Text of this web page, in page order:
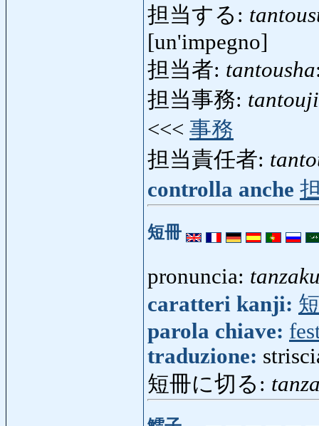
担当する:
[un'impegno]
担当者: tantousha
担当事務:
<<< 事務
担当責任者:
controlla anche
短冊
pronuncia:
caratteri kanji:
parola chiave:
traduzione:
短冊に切る: